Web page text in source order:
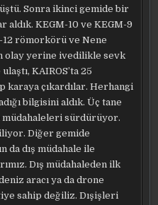
Sonra ikinci gemide bir
aldık. KEGM-10 ve KEGM-9
12 römorkörü ve Nene
olay yerine ivedilikle sevk
KAIROS’ta 25
karaya çıkardılar. Herhangi
bilgisini aldık. Üç tane
müdahaleleri sürdürüyor.
Diğer gemide
da dış müdahale ile
Dış müdahaleden ilk
aracı ya da drone
sahip değiliz. Dışişleri